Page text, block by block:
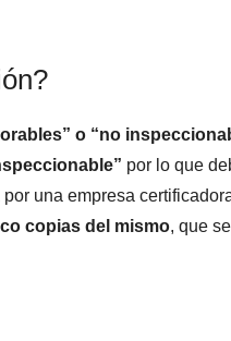
o “no
por lo que
una empresa
copias del mismo, que